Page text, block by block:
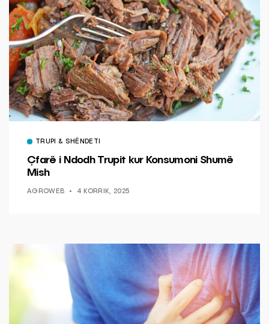
TRUPI & SHËNDETI
Çfarë i Ndodh Trupit kur Konsumoni Shumë
Mish
AGROWEB 4 KORRIK, 2025